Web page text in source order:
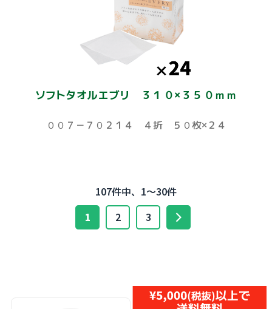
ソフトタオルエブリ ３１０×３５０ｍｍ
００７－７０２１４ ４折 ５０枚×２４
107件中、1～30件
1
2 3